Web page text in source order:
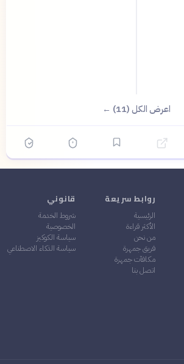
اعرض الكل (11) ←
روابط سريعة
الرئيسية
الأكثر قراءة
من نحن
فريق جمهرة
مكافآت جمهرة
اتصل بنا
قانوني
شروط الخدمة
الخصوصية
سياسة الكوكيز
سياسة الذكاء الاصطناعي